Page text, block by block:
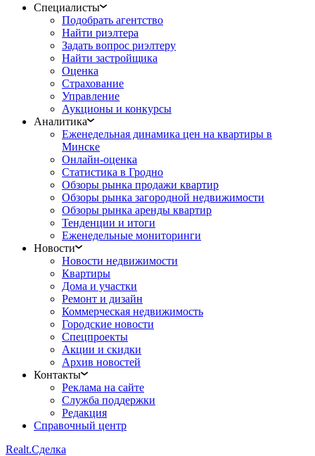
Специалисты
Подобрать агентство
Найти риэлтера
Задать вопрос риэлтеру
Найти застройщика
Оценка
Страхование
Управление
Аукционы и конкурсы
Аналитика
Еженедельная динамика цен на квартиры в
Минске
Онлайн-оценка
Статистика в Гродно
Обзоры рынка продажи квартир
Обзоры рынка загородной недвижимости
Обзоры рынка аренды квартир
Тенденции и итоги
Еженедельные мониторинги
Новости
Новости недвижимости
Квартиры
Дома и участки
Ремонт и дизайн
Коммерческая недвижимость
Городские новости
Спецпроекты
Акции и скидки
Архив новостей
Контакты
Реклама на сайте
Служба поддержки
Редакция
Справочный центр
Realt.Сделка